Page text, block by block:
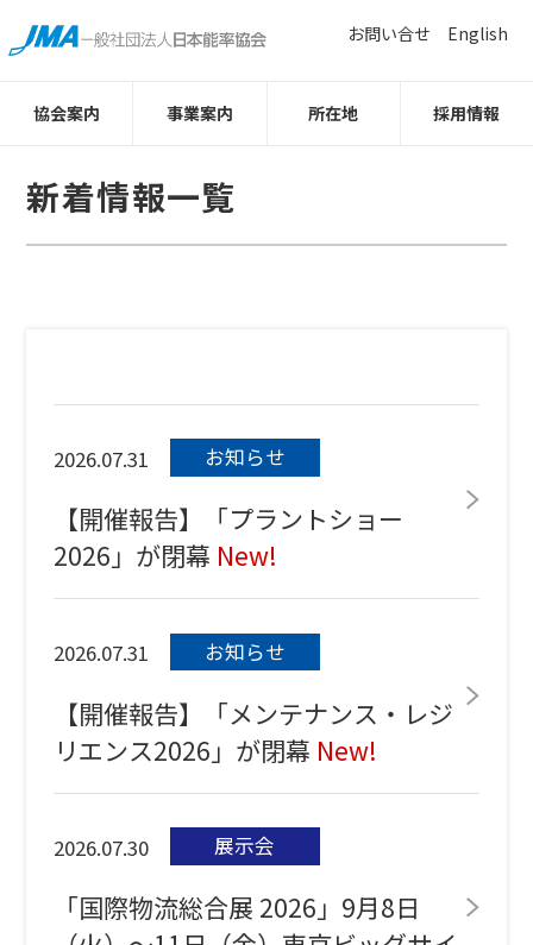
協会案内 事業案内 所在地 採用情報
お問い合せ English
新着情報一覧
2026.07.31 お知らせ
【開催報告】「プラントショー
2026」が閉幕 New!
2026.07.31 お知らせ
【開催報告】「メンテナンス・レジ
リエンス2026」が閉幕 New!
2026.07.30 展示会
「国際物流総合展 2026」9月8日